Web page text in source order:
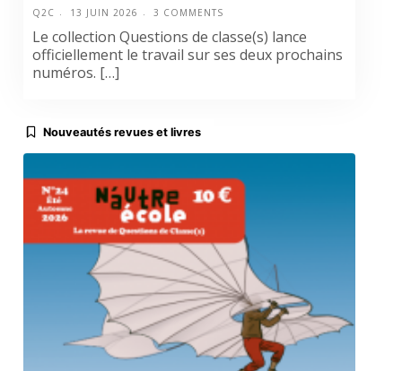
Q2C 13 JUIN 2026 3 COMMENTS
Le collection Questions de classe(s) lance
officiellement le travail sur ses deux prochains
numéros. […]
Nouveautés revues et livres